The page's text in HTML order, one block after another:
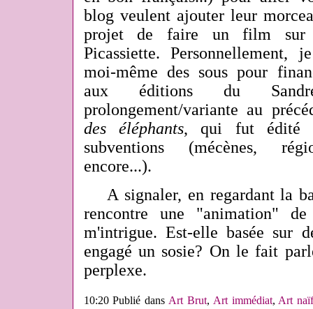
blog veulent ajouter leur
projet de faire un film sur
Picassiette. Personnellement,
moi-même des sous pour
aux éditions du
prolongement/variante au
des éléphants, qui fut édité
subventions (mécènes,
encore...).
A signaler, en regardant la
rencontre une "animation"
m'intrigue. Est-elle basée sur
engagé un sosie? On le fait
perplexe.
10:20 Publié dansArt Brut, Art immédiat,Art